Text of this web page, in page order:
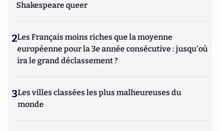
Shakespeare queer
2Les Français moins riches que la moyenne
européenne pour la 3e année consécutive : jusqu'où
ira le grand déclassement ?
3Les villes classées les plus malheureuses du
monde